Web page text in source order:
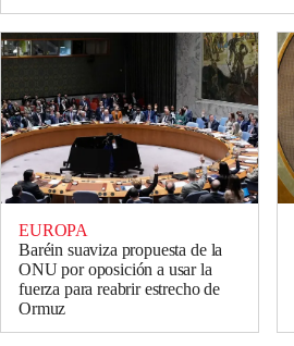
EUROPA
Baréin suaviza propuesta de la
ONU por oposición a usar la
fuerza para reabrir estrecho de
Ormuz